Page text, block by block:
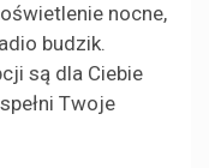
nocne,
budzik.
są dla Ciebie
Twoje